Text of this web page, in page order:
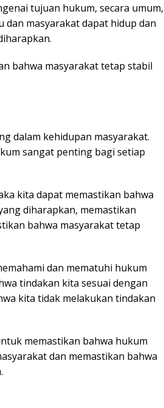
tujuan hukum, secara umum,
masyarakat dapat hidup dan
bahwa masyarakat tetap stabil
dalam kehidupan masyarakat.
sangat penting bagi setiap
kita dapat memastikan bahwa
diharapkan, memastikan
bahwa masyarakat tetap
dan mematuhi hukum
tindakan kita sesuai dengan
kita tidak melakukan tindakan
memastikan bahwa hukum
dan memastikan bahwa